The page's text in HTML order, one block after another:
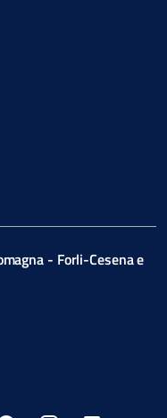
- Forli-Cesena e